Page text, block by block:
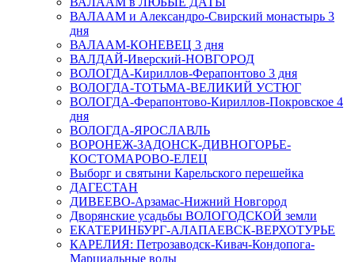
ВАЛААМ и Александро-Свирский монастырь 3
дня
ВАЛААМ-КОНЕВЕЦ 3 дня
ВАЛДАЙ-Иверский-НОВГОРОД
ВОЛОГДА-Кириллов-Ферапонтово 3 дня
ВОЛОГДА-ТОТЬМА-ВЕЛИКИЙ УСТЮГ
ВОЛОГДА-Ферапонтово-Кириллов-Покровское 4
дня
ВОЛОГДА-ЯРОСЛАВЛЬ
ВОРОНЕЖ-ЗАДОНСК-ДИВНОГОРЬЕ-
КОСТОМАРОВО-ЕЛЕЦ
Выборг и святыни Карельского перешейка
ДАГЕСТАН
ДИВЕЕВО-Арзамас-Нижний Новгород
Дворянские усадьбы ВОЛОГОДСКОЙ земли
ЕКАТЕРИНБУРГ-АЛАПАЕВСК-ВЕРХОТУРЬЕ
КАРЕЛИЯ: Петрозаводск-Кивач-Кондопога-
Марциальные воды